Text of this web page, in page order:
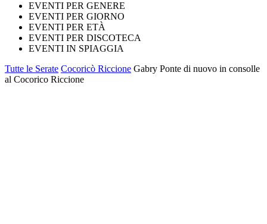
EVENTI PER GENERE
EVENTI PER GIORNO
EVENTI PER ETÀ
EVENTI PER DISCOTECA
EVENTI IN SPIAGGIA
Tutte le Serate Cocoricò Riccione Gabry Ponte di nuovo in consolle
al Cocorico Riccione